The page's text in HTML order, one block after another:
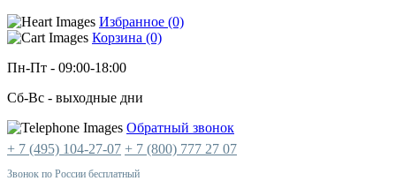
Избранное (0)
Корзина (0)
Пн-Пт - 09:00-18:00
Сб-Вс - выходные дни
Обратный звонок
+ 7 (495) 104-27-07 + 7 (800) 777 27 07
Звонок по России бесплатный